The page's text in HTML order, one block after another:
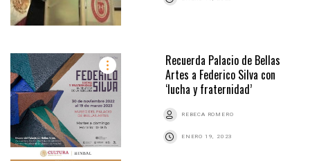
Recuerda Palacio de Bellas
Artes a Federico Silva con
‘lucha y fraternidad’
REBECA ROMERO
ENERO 19, 2023